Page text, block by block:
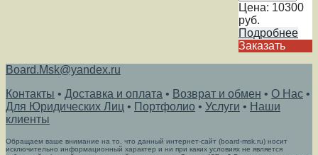
Цена: 10300
руб.
Подробнее
Заказать
Board.Msk@yandex.ru
Контакты • Доставка и оплата • Возврат и обмен • О Нас •
Для Юридических Лиц • Портфолио • Услуги • Наши
клиенты
Обращаем ваше внимание на то, что данный интернет-сайт (board-msk.ru) носит
исключительно информационный характер и ни при каких условиях не является